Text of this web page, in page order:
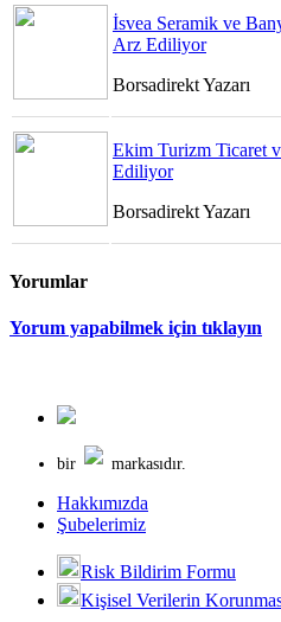
İsvea Seramik ve
Arz Ediliyor
Borsadirekt Yazarı
Ekim Turizm Ticaret
Ediliyor
Borsadirekt Yazarı
Yorumlar
Yorum yapabilmek için tıklayın
bir markasıdır.
Hakkımızda
Şubelerimiz
Risk Bildirim Formu
Kişisel Verilerin